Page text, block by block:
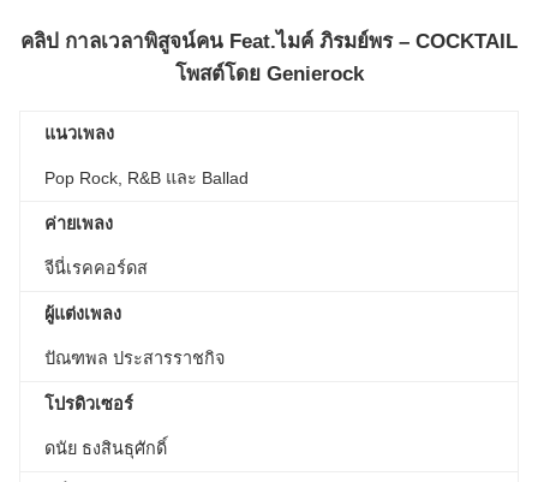
คลิป กาลเวลาพิสูจน์คน Feat.ไมค์ ภิรมย์พร – COCKTAIL
โพสต์โดย Genierock
แนวเพลง
Pop Rock, R&B และ Ballad
ค่ายเพลง
จีนี่เรคคอร์ดส
ผู้แต่งเพลง
ปัณฑพล ประสารราชกิจ
โปรดิวเซอร์
ดนัย ธงสินธุศักดิ์